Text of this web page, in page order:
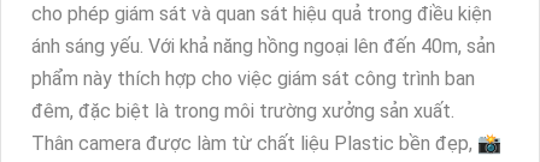
cho phép giám sát và quan sát hiệu quả trong điều kiện
ánh sáng yếu. Với khả năng hồng ngoại lên đến 40m, sản
phẩm này thích hợp cho việc giám sát công trình ban
đêm, đặc biệt là trong môi trường xưởng sản xuất.
Thân camera được làm từ chất liệu Plastic bền đẹp, 📸